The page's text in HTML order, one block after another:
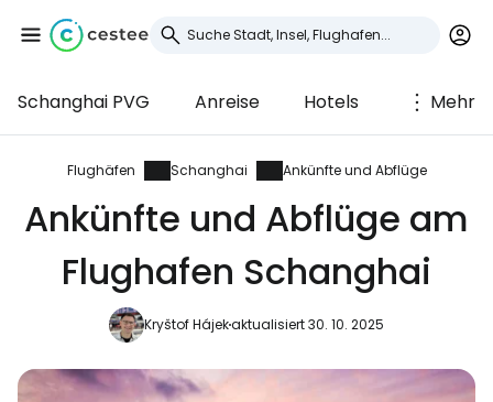
Schanghai PVG Anreise Hotels Mehr
Flughäfen Schanghai Ankünfte und Abflüge
Ankünfte und Abflüge am
Flughafen Schanghai
Kryštof Hájekaktualisiert 30. 10. 2025
Anmeldung bei
Cestee
... die weltweite Reise-Community
Weiter mit Facebook